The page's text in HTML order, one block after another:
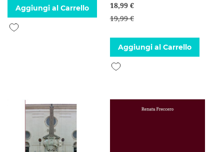
Aggiungi al Carrello
Aggiungi alla lista desideri
18,99 €
19,99 €
Aggiungi al Carrello
Aggiungi alla lista desideri